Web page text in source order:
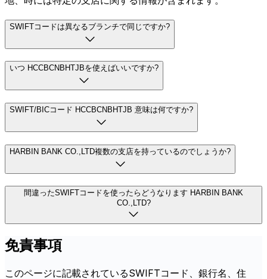
SWIFTコードは異なるブランチで同じですか?
いつ HCCBCNBHTJBを使えばいいですか?
SWIFT/BICコード HCCBCNBHTJB 意味は何ですか?
HARBIN BANK CO.,LTD複数の支店を持っているのでしょうか?
間違ったSWIFTコードを使ったらどうなります HARBIN BANK
CO.,LTD?
免責事項
このページに記載されているSWIFTコード、銀行名、住